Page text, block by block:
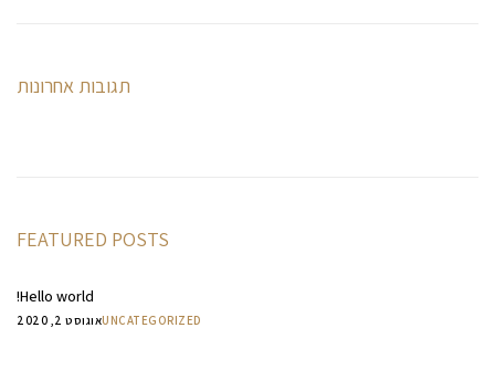
תגובות אחרונות
FEATURED POSTS
Hello world!
UNCATEGORIZEDאוגוסט 2, 2020